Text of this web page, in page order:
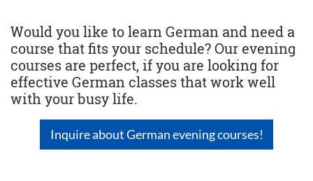
Would you like to learn German and need a
course that fits your schedule? Our evening
courses are perfect, if you are looking for
effective German classes that work well
with your busy life.
Inquire about German evening courses!